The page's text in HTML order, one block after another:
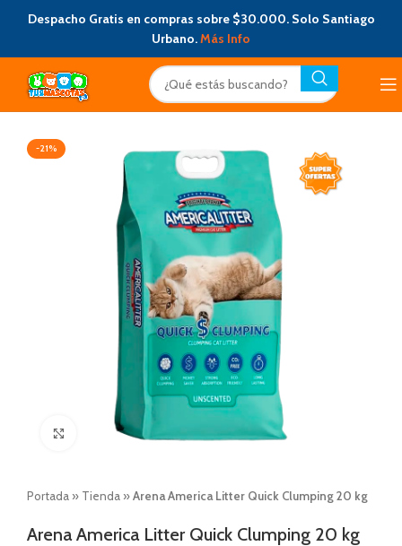
Despacho Gratis en compras sobre $30.000. Solo Santiago
Urbano.Más Info
-21%
Click to enlarge
Portada » Tienda »Arena America Litter Quick Clumping 20 kg
Arena America Litter Quick Clumping 20 kg